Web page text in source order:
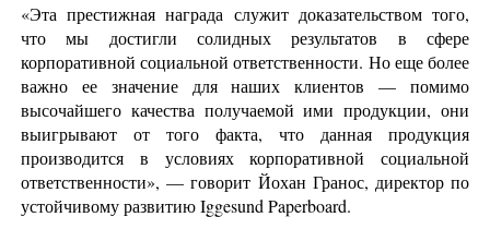
«Эта престижная награда служит доказательством того,
что мы достигли солидных результатов в сфере
корпоративной социальной ответственности. Но еще более
важно ее значение для наших клиентов — помимо
высочайшего качества получаемой ими продукции, они
выигрывают от того факта, что данная продукция
производится в условиях корпоративной социальной
ответственности», — говорит Йохан Гранос, директор по
устойчивому развитию Iggesund Paperboard.